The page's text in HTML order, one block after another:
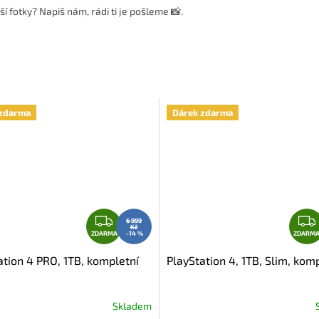
Z
D
A
R
A
ZDARMA
6 999
Kč
–14 %
4 PRO, 1TB, kompletní
Skladem
Dárek zdarma
ZDARMA
PlayStation 4, 1TB, Slim,
fotky? Napiš nám, rádi ti je pošleme 📸.